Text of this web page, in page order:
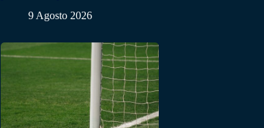
9 Agosto 2026